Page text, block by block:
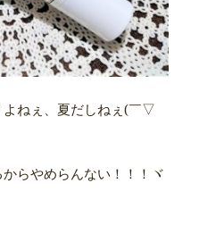
よねぇ、夏だしねぇ(￣▽
らやめらんない！！！ヾ